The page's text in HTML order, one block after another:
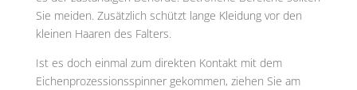
Sie meiden. Zusätzlich schützt lange Kleidung vor den
kleinen Haaren des Falters.
Ist es doch einmal zum direkten Kontakt mit dem
Eichenprozessionsspinner gekommen, ziehen Sie am